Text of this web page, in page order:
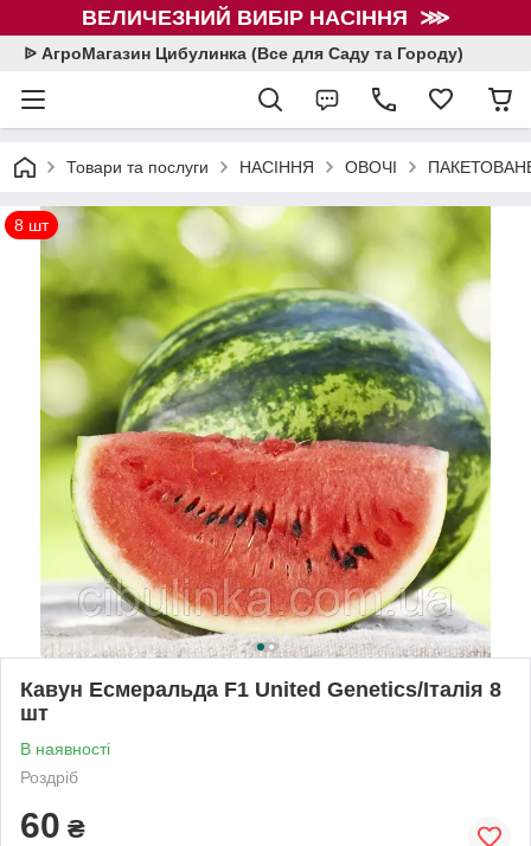
ВЕЛИЧЕЗНИЙ ВИБІР НАСІННЯ ⋙
ᐉ АгроМагазин Цибулинка (Все для Саду та Городу)
Товари та послуги НАСІННЯ ОВОЧІ
8 шт
Кавун Есмеральда F1 United Genetics/Італія 8
шт
В наявності
Роздріб
60 ₴